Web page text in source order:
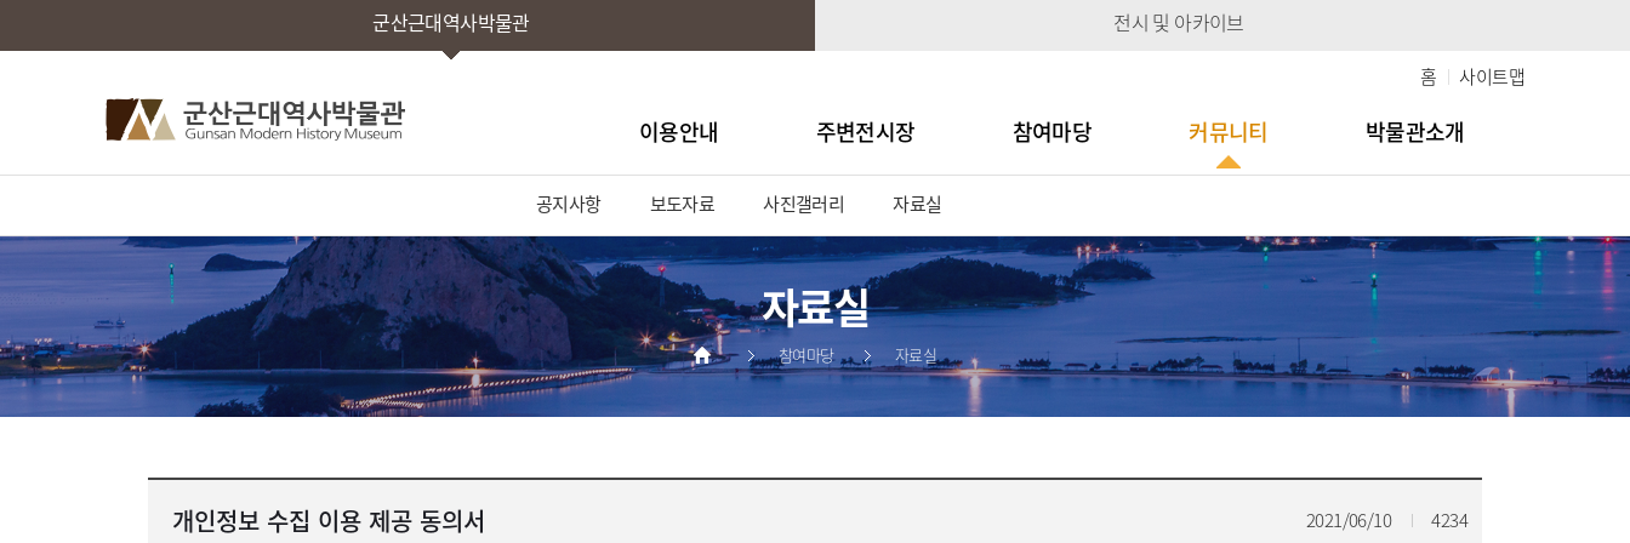
군산근대역사박물관 전시 및 아카이브
홈 사이트맵
이용안내 주변전시장 참여마당 커뮤니티 박물관소개
공지사항 보도자료 사진갤러리 자료실
자료실
참여마당 자료실
개인정보 수집 이용 제공 동의서 2021/06/10 4234